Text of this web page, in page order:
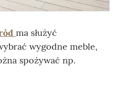
ma służyć
wygodne meble,
spożywać np.